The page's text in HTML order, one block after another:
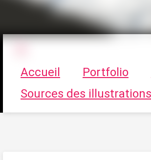
Le vortex à chats -
Accueil Portfolio
Sources des illustrations